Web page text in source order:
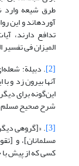
طرق شیعه وارد
آورده‏اند و این
تدافع دارند،
المیزان فی تفسیر
[2] . دبیلة:
‌آنها بیرون زد و
این‌گونه برای
شرح صحیح مسلم،
[3] . «[گروهی
مسلمانان]، و
کسی که از پیش با